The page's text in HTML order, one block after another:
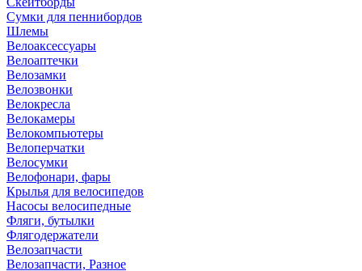
Сумки для пеннибордов
Шлемы
Велоаксессуары
Велоаптечки
Велозамки
Велозвонки
Велокресла
Велокамеры
Велокомпьютеры
Велоперчатки
Велосумки
Велофонари, фары
Крылья для велосипедов
Насосы велосипедные
Фляги, бутылки
Флягодержатели
Велозапчасти
Велозапчасти, Разное